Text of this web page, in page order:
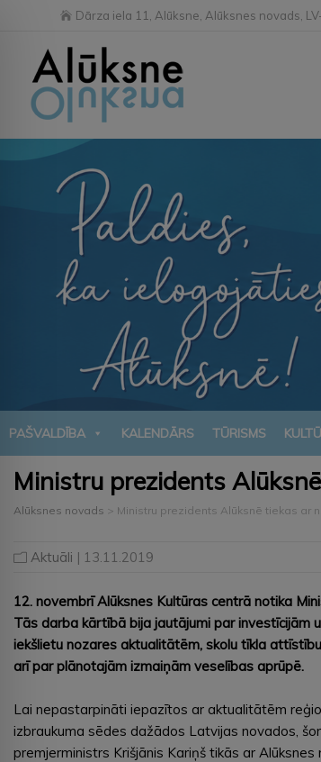
Dārza iela 11, Alūksne, Alūksnes novads,
PAŠVALDĪBA KALENDĀRS TŪRISMS
Ministru prezidents
Alūksnes novads > Ministru prezidents Alūksnē tiekas ar
Aktuāli | 13.11.2019
12. novembrī Alūksnes Kultūras centrā notika
Tās darba kārtībā bija jautājumi par investīcijām
iekšlietu nozares aktualitātēm, skolu tīkla
arī par plānotajām izmaiņām veselības aprūpē.
Lai nepastarpināti iepazītos ar aktualitātēm
izbraukuma sēdes dažādos Latvijas novados,
premjerministrs Krišjānis Kariņš tikās ar